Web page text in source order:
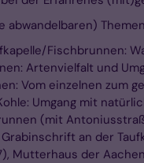
Fischbrunnen:
Artenvielfalt und
Vom einzelnen zum
Umgang mit
(mit
an der
Mutterhaus der